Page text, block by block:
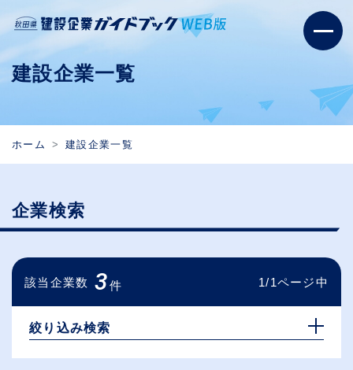
建設企業一覧
ホーム 建設企業一覧
企業検索
該当企業数 3件 1/1ページ中
絞り込み検索